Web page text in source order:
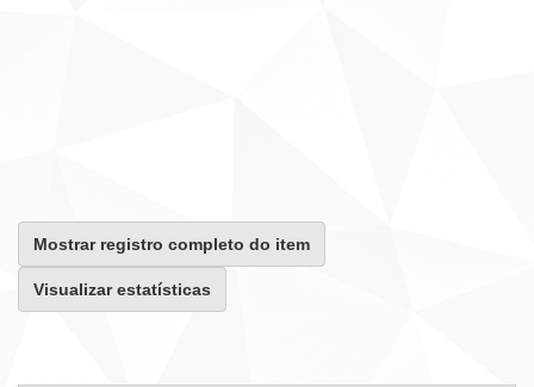
Mostrar registro completo do item
Visualizar estatísticas